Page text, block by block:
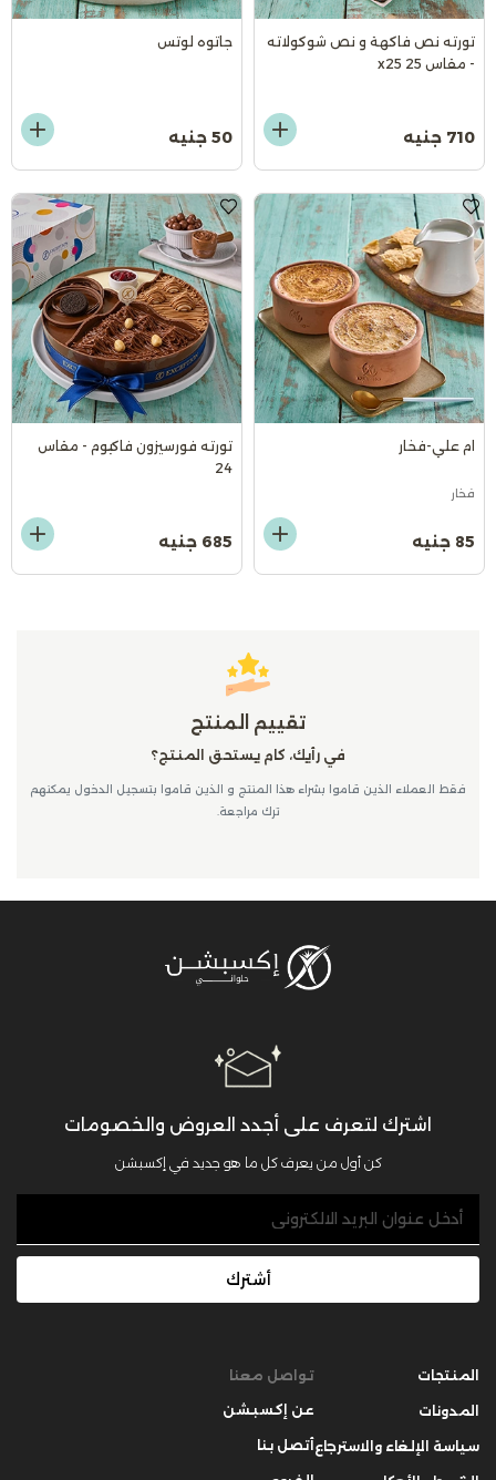
تورته نص فاكهة و نص شوكولاته
- مقاس 25 x25
710 جنيه
جاتوه لوتس
50 جنيه
ام علي-فخار
فخار
85 جنيه
تورته فورسيزون فاكيوم - مقاس
24
685 جنيه
تقييم المنتج
في رأيك، كام يستحق المنتج؟
فقط العملاء الذين قاموا بشراء هذا المنتج و الذين قاموا بتسجيل الدخول يمكنهم
ترك مراجعة.
اشترك لتعرف على أجدد العروض والخصومات
كن أول من يعرف كل ما هو جديد في إكسبشن
أشترك
المنتجات
المدونات
سياسة الإلغاء والاسترجاع
تواصل معنا
عن إكسبشن
أتصل بنا